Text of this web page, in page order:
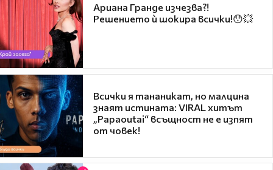
Ариана Гранде изчезва?!
Решението ѝ шокира всички!😯💥
Всички я тананикат, но малцина
знаят истината: VIRAL хитът
„Papaoutai“ всъщност не е изпят
от човек!